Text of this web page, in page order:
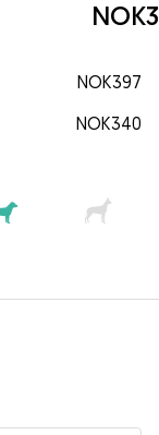
NOK397
NOK340